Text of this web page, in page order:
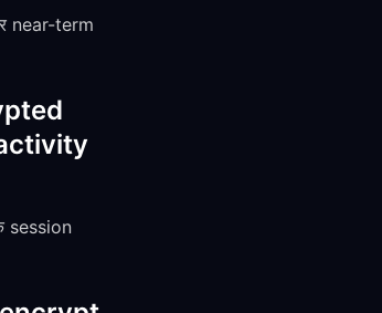
near-term
session